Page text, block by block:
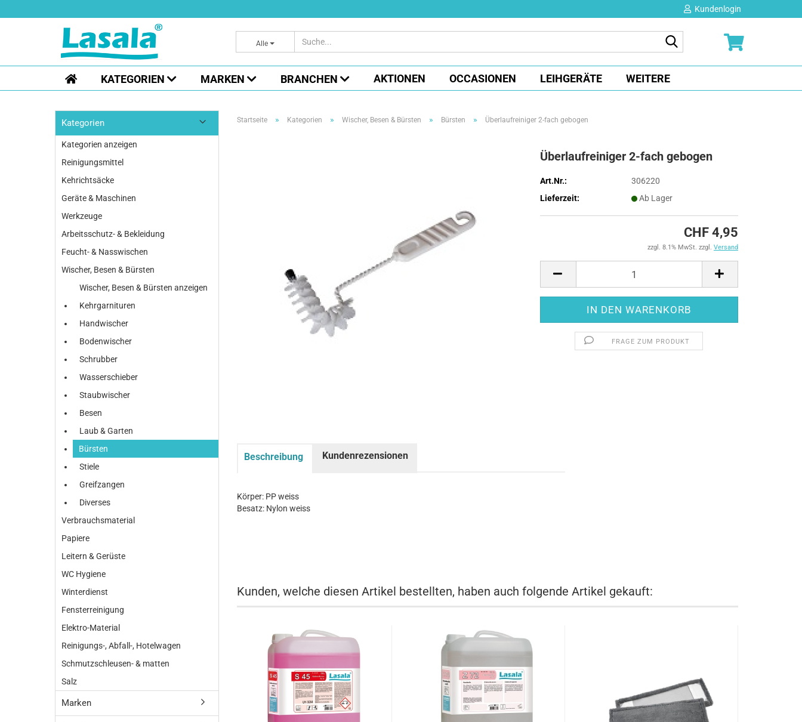
Kundenlogin
E-Mail
Passwort vergessen?
Alle
KATEGORIEN MARKEN BRANCHEN AKTIONEN OCCASIONEN LEIHGERÄTE WEITERE
Startseite » Kategorien » Wischer, Besen & Bürsten » Bürsten » Überlaufreiniger 2-fach gebogen
Überlaufreiniger 2-fach gebogen
Art.Nr.:
306220
Lieferzeit:
Ab Lager
CHF 4,95
zzgl. 8.1% MwSt. zzgl. Versand
FRAGE ZUM PRODUKT
Beschreibung Kundenrezensionen
Körper: PP weiss
Besatz: Nylon weiss
Kunden, welche diesen Artikel bestellten, haben auch folgende Artikel gekauft:
Kategorien
Kategorien anzeigen
Reinigungsmittel
Kehrichtsäcke
Geräte & Maschinen
Werkzeuge
Arbeitsschutz- & Bekleidung
Feucht- & Nasswischen
Wischer, Besen & Bürsten
Wischer, Besen & Bürsten anzeigen
Kehrgarnituren
Handwischer
Bodenwischer
Schrubber
Wasserschieber
Staubwischer
Besen
Laub & Garten
Bürsten
Stiele
Greifzangen
Diverses
Verbrauchsmaterial
Papiere
Leitern & Gerüste
WC Hygiene
Winterdienst
Fensterreinigung
Elektro-Material
Reinigungs-, Abfall-, Hotelwagen
Schmutzschleusen- & matten
Salz
Marken